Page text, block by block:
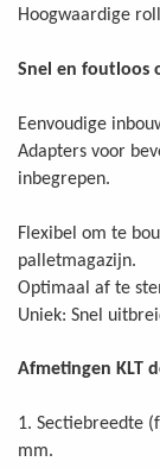
Hoogwaardige
Snel en foutloos
Eenvoudige
Adapters voor
inbegrepen.
Flexibel om te
palletmagazijn.
Optimaal af te
Uniek: Snel
Afmetingen KLT
1. Sectiebreedte
mm.